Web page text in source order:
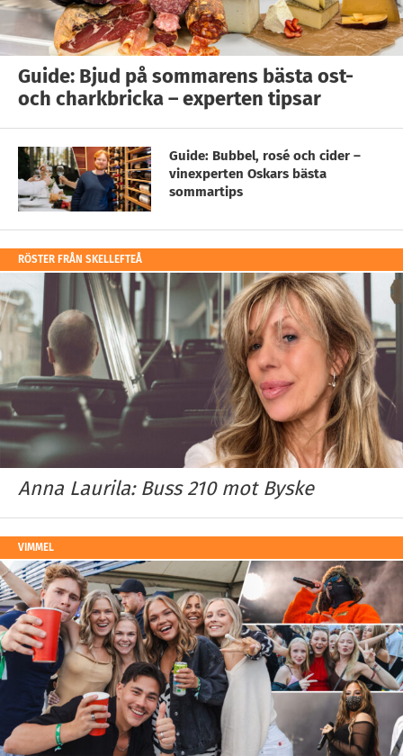
Guide: Bjud på sommarens bästa ost-
och charkbricka – experten tipsar
Guide: Bubbel, rosé och cider –
vinexperten Oskars bästa
sommartips
RÖSTER FRÅN SKELLEFTEÅ
Anna Laurila: Buss 210 mot Byske
VIMMEL